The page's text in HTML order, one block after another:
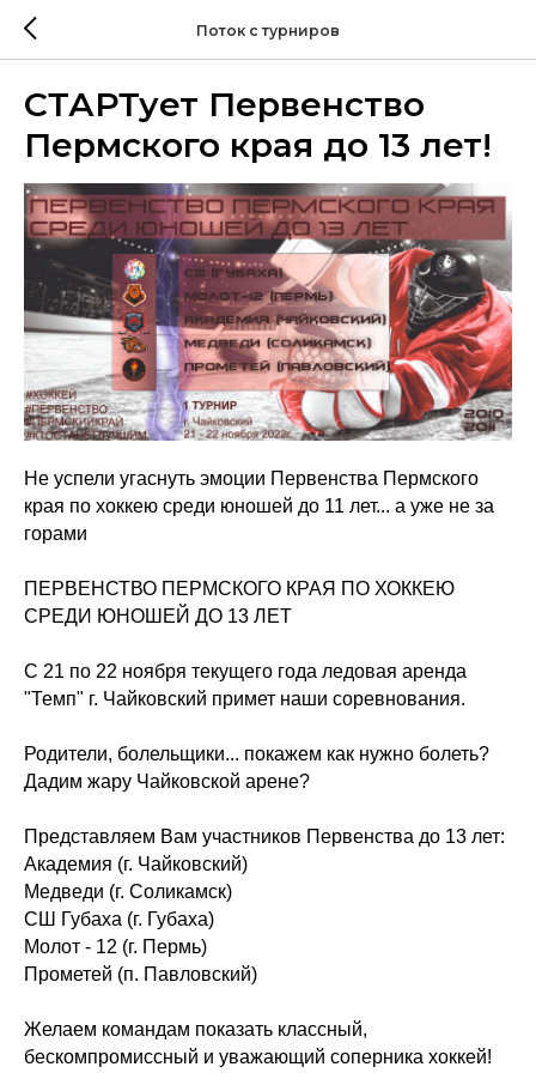
Поток с турниров
СТАРТует Первенство
Пермского края до 13 лет!
Не успели угаснуть эмоции Первенства Пермского
края по хоккею среди юношей до 11 лет... а уже не за
горами
ПЕРВЕНСТВО ПЕРМСКОГО КРАЯ ПО ХОККЕЮ
СРЕДИ ЮНОШЕЙ ДО 13 ЛЕТ
С 21 по 22 ноября текущего года ледовая аренда
"Темп" г. Чайковский примет наши соревнования.
Родители, болельщики... покажем как нужно болеть?
Дадим жару Чайковской арене?
Представляем Вам участников Первенства до 13 лет:
Академия (г. Чайковский)
Медведи (г. Соликамск)
СШ Губаха (г. Губаха)
Молот - 12 (г. Пермь)
Прометей (п. Павловский)
Желаем командам показать классный,
бескомпромиссный и уважающий соперника хоккей!